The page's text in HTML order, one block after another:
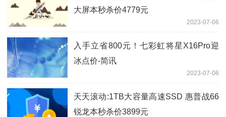
大屏本秒杀价4779元
2023-07-06
入手立省800元！七彩虹将星X16Pro迎
冰点价-简讯
2023-07-06
天天滚动:1TB大容量高速SSD 惠普战66
锐龙本秒杀价3899元